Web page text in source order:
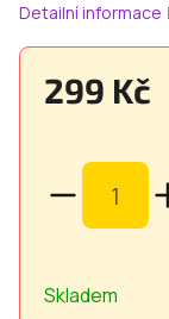
Detailní informace
299 Kč
Skladem